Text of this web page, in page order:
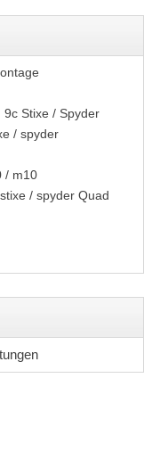
Stixe / Spyder
/ spyder
/ m10
/ spyder Quad